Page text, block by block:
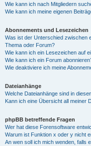
Wie kann ich nach Mitgliedern
Wie kann ich meine eigenen
Abonnements und Lesezeichen
Was ist der Unterschied zwischen
Thema oder Forum?
Wie kann ich ein Lesezeichen auf
Wie kann ich ein Forum
Wie deaktiviere ich meine
Dateianhänge
Welche Dateianhänge sind in
Kann ich eine Übersicht all meiner
phpBB betreffende Fragen
Wer hat diese Forensoftware
Warum ist Funktion x oder y nicht
An wen soll ich mich wenden, falls